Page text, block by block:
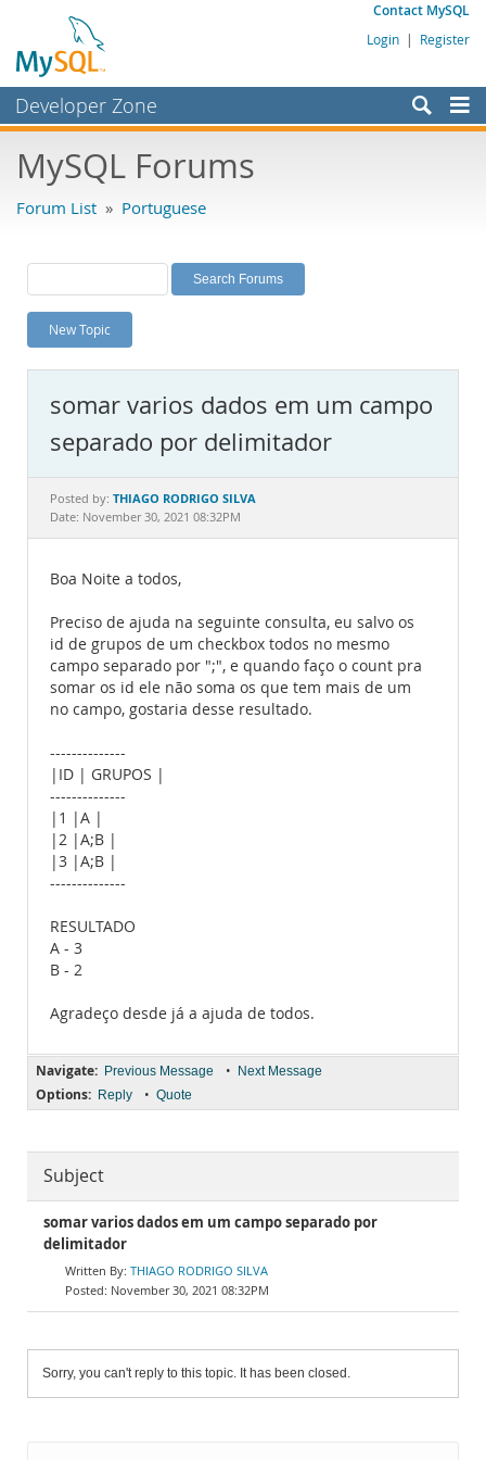
Contact MySQL
Login | Register
Developer Zone
Bugs
Labs
Planet MySQL
News and Events
MySQL.com
Downloads
Documentation
MySQL Forums
Forum List » Portuguese
New Topic
somar varios dados em um campo
separado por delimitador
Posted by: THIAGO RODRIGO SILVA
Date: November 30, 2021 08:32PM
Boa Noite a todos,
Preciso de ajuda na seguinte consulta, eu salvo os
id de grupos de um checkbox todos no mesmo
campo separado por ";", e quando faço o count pra
somar os id ele não soma os que tem mais de um
no campo, gostaria desse resultado.
--------------
|ID | GRUPOS |
--------------
|1 |A |
|2 |A;B |
|3 |A;B |
--------------
RESULTADO
A - 3
B - 2
Agradeço desde já a ajuda de todos.
Navigate: Previous Message • Next Message
Options: Reply • Quote
Subject
somar varios dados em um campo separado por
delimitador
THIAGO RODRIGO SILVA
November 30, 2021 08:32PM
Sorry, you can't reply to this topic. It has been closed.